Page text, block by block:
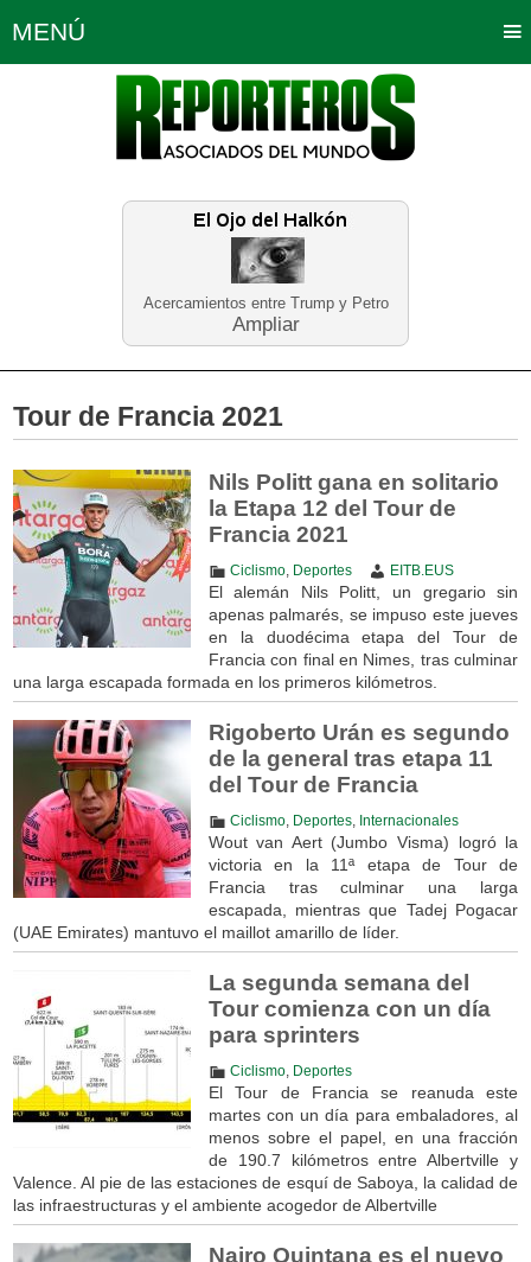
Acercamientos entre Trump y Petro
Ampliar
MENÚ
Política Opinión Bogotá
Planeta Tierra Deportes
Educación Neira
Tour de Francia 2021
Nils Politt gana en solitario
la Etapa 12 del Tour de
Francia 2021
Ciclismo, Deportes EITB.EUS
El alemán Nils Politt, un gregario sin
apenas palmarés, se impuso este jueves
en la duodécima etapa del Tour de
Francia con final en Nimes, tras culminar
una larga escapada formada en los primeros kilómetros.
Rigoberto Urán es segundo
de la general tras etapa 11
del Tour de Francia
Ciclismo, Deportes, Internacionales
Wout van Aert (Jumbo Visma) logró la
victoria en la 11ª etapa de Tour de
Francia tras culminar una larga
escapada, mientras que Tadej Pogacar
(UAE Emirates) mantuvo el maillot amarillo de líder.
La segunda semana del
Tour comienza con un día
para sprinters
Ciclismo, Deportes
El Tour de Francia se reanuda este
martes con un día para embaladores, al
menos sobre el papel, en una fracción
de 190.7 kilómetros entre Albertville y
Valence. Al pie de las estaciones de esquí de Saboya, la calidad de
las infraestructuras y el ambiente acogedor de Albertville
Nairo Quintana es el nuevo